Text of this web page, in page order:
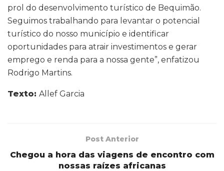
prol do desenvolvimento turístico de Bequimão.
Seguimos trabalhando para levantar o potencial
turístico do nosso município e identificar
oportunidades para atrair investimentos e gerar
emprego e renda para a nossa gente”, enfatizou
Rodrigo Martins.
Texto: Allef Garcia
Post Anterior
Chegou a hora das viagens de encontro com
nossas raízes africanas